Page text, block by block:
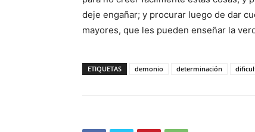
deje engañar; y procurar luego de dar
mayores, que les pueden enseñar la
ETIQUETAS demonio determinación